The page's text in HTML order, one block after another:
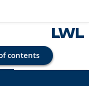
contents